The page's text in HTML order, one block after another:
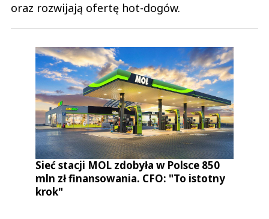
oraz rozwijają ofertę hot-dogów.
Sieć stacji MOL zdobyła w Polsce 850
mln zł finansowania. CFO: "To istotny
krok"